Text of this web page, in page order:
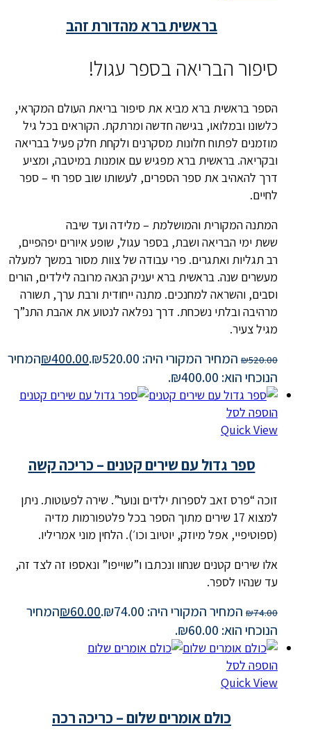
בראשית ברא מהדורת זהב
סיפור הבריאה בספר עגול!
הספר בראשית ברא מביא את סיפור בריאת העולם המקראי,
כלשונו ובמלואו, בגישה חדשה ומרתקת. הקוראים בכל גיל
מוזמנים לפתוח חלונות מסקרנים ולקחת חלק פעיל בבריאה
ובקריאה. בראשית ברא מפגיש עם אומנות במיטבה, ומציע
דרך להאהיב את ספר הספרים, לעשותו שוב ספר חי – ספר
לחיים.
המתנה המקורית והמושלמת – מלידה ועד שיבה
ששת ימי הבריאה ושבת, בספר עגול, שופע איורים יפהפיים,
רב תגליות ואתגרים. פרי עבודה של צוות מסור במשך למעלה
מעשרים שנה. בראשית ברא יעניק הנאה מרובה לילדים, הורים
וסבים, והשראה למחנכים. מתנה ייחודית ורבת ערך, תשורה
מרהיבה ובלתי נשכחת. דרך נפלאה לנטוע את אהבת התנ”ך
מגיל צעיר.
₪520.00 המחיר המקורי היה: ₪520.00. ₪400.00
המחיר
הנוכחי הוא: ₪400.00.
הוספה לסל
Quick View
ספר גדול עם שירים קטנים – כריכה קשה
זוכה “פרס זאב לספרות ילדים ונוער”. שירה לפעוטות. ניתן
למצוא 17 שירים מתוך הספר בכל פלטפורמות מדיה
(ספוטיפיי, אפל מיוזק, יוטיוב וכו׳). הלחין מוני אמריליו.
אלו שירים קטנים שנחוו ונכתבו ו”שוייפו” ונאספו זה לצד זה,
עד שנהיו לספר.
₪74.00 המחיר המקורי היה: ₪74.00. ₪60.00
המחיר
הנוכחי הוא: ₪60.00.
הוספה לסל
Quick View
כולם אומרים שלום – כריכה רכה